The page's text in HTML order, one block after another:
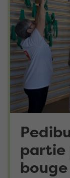
partie
bouge